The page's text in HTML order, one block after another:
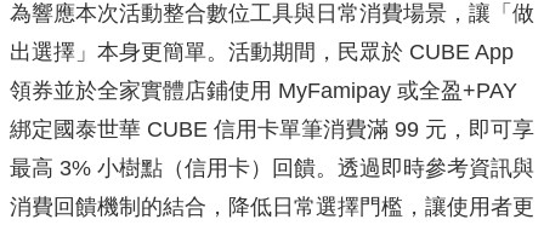
為響應本次活動整合數位工具與日常消費場景，讓「做
出選擇」本身更簡單。活動期間，民眾於 CUBE App
領券並於全家實體店鋪使用 MyFamipay 或全盈+PAY
綁定國泰世華 CUBE 信用卡單筆消費滿 99 元，即可享
最高 3% 小樹點（信用卡）回饋。透過即時參考資訊與
消費回饋機制的結合，降低日常選擇門檻，讓使用者更